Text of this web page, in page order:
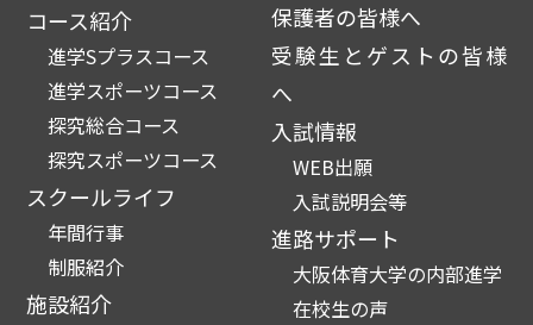
コース紹介
進学Sプラスコース
進学スポーツコース
探究総合コース
探究スポーツコース
スクールライフ
年間行事
制服紹介
施設紹介
保護者の皆様へ
受験生とゲストの皆様
へ
入試情報
WEB出願
入試説明会等
進路サポート
大阪体育大学の内部進学
在校生の声